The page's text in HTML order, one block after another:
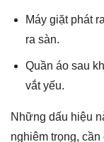
Máy giặt phát
ra sàn.
Quần áo sau
vắt yếu.
Những dấu hiệu
nghiêm trọng,